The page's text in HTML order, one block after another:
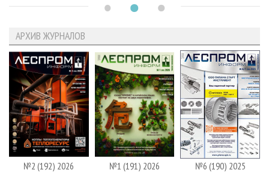
АРХИВ ЖУРНАЛОВ
№2 (192) 2026 №1 (191) 2026 №6 (190) 2025